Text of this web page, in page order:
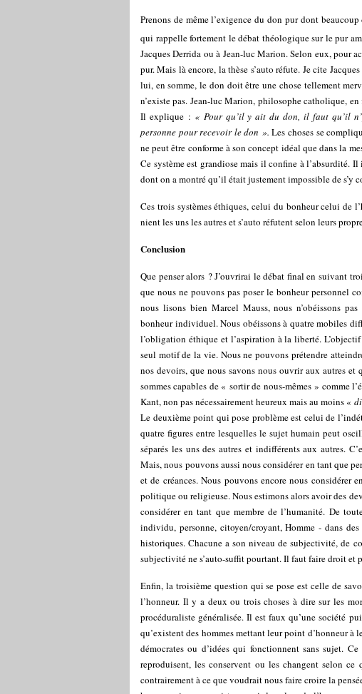
Prenons de même l’exigence du don pur dont
qui rappelle fortement le débat théologique sur le pur
Jacques Derrida ou à Jean-luc Marion. Selon eux, pour
pur. Mais là encore, la thèse s’auto réfute. Je cite
lui, en somme, le don doit être une chose tellement
n’existe pas. Jean-luc Marion, philosophe catholique,
Il explique : « Pour qu’il y ait du don, il faut qu’il
personne pour recevoir le don ». Les choses se
ne peut être conforme à son concept idéal que dans la
Ce système est grandiose mais il confine à l’absurdité.
dont on a montré qu’il était justement impossible de s’y
Ces trois systèmes éthiques, celui du bonheur celui de
nient les uns les autres et s’auto réfutent selon leurs
Conclusion
Que penser alors ? J’ouvrirai le débat final en suivant
que nous ne pouvons pas poser le bonheur personnel
nous lisons bien Marcel Mauss, nous n’obéissons
bonheur individuel. Nous obéissons à quatre mobiles
l’obligation éthique et l’aspiration à la liberté.
seul motif de la vie. Nous ne pouvons prétendre
nos devoirs, que nous savons nous ouvrir aux autres
sommes capables de « sortir de nous-mêmes » comme
Kant, non pas nécessairement heureux mais au moins «
Le deuxième point qui pose problème est celui de
quatre figures entre lesquelles le sujet humain peut
séparés les uns des autres et indifférents aux autres.
Mais, nous pouvons aussi nous considérer en tant que
et de créances. Nous pouvons encore nous considérer
politique ou religieuse. Nous estimons alors avoir des
considérer en tant que membre de l’humanité. De
individu, personne, citoyen/croyant, Homme - dans
historiques. Chacune a son niveau de subjectivité, de
subjectivité ne s’auto-suffit pourtant. Il faut faire droit et
Enfin, la troisième question qui se pose est celle de
l’honneur. Il y a deux ou trois choses à dire sur les
procéduraliste généralisée. Il est faux qu’une société
qu’existent des hommes mettant leur point d’honneur
démocrates ou d’idées qui fonctionnent sans sujet.
reproduisent, les conservent ou les changent selon ce
contrairement à ce que voudrait nous faire croire la